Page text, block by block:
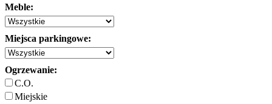
Meble:
Miejsca parkingowe:
Ogrzewanie:
C.O.
Miejskie